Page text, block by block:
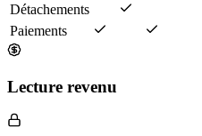
Détachements
Paiements
Lecture revenu